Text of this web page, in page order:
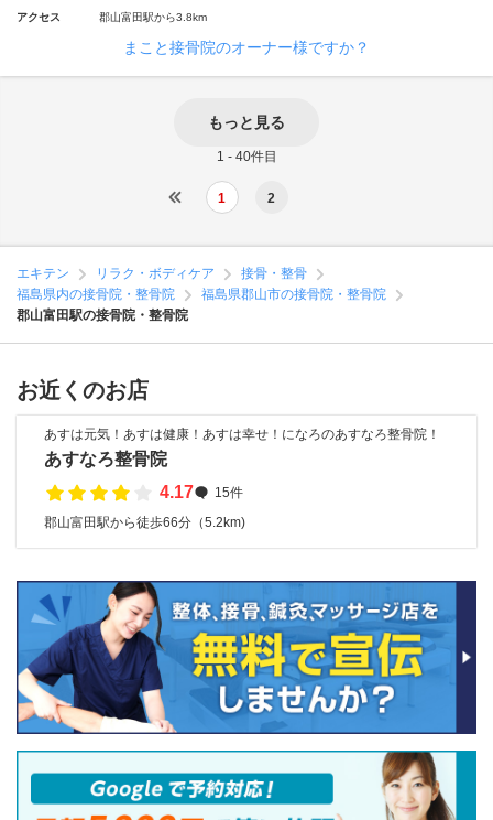
アクセス 郡山富田駅から3.8km
まこと接骨院のオーナー様ですか？
もっと見る
1 - 40件目
1 2
エキテン リラク・ボディケア
接骨・整骨
福島県内の接骨院・整骨院
福島県郡山市の接骨院・整骨院
郡山富田駅の接骨院・整骨院
お近くのお店
あすは元気！あすは健康！あすは幸せ！になろのあすなろ整骨院！
あすなろ整骨院
4.17
15件
郡山富田駅から徒歩66分（5.2km)